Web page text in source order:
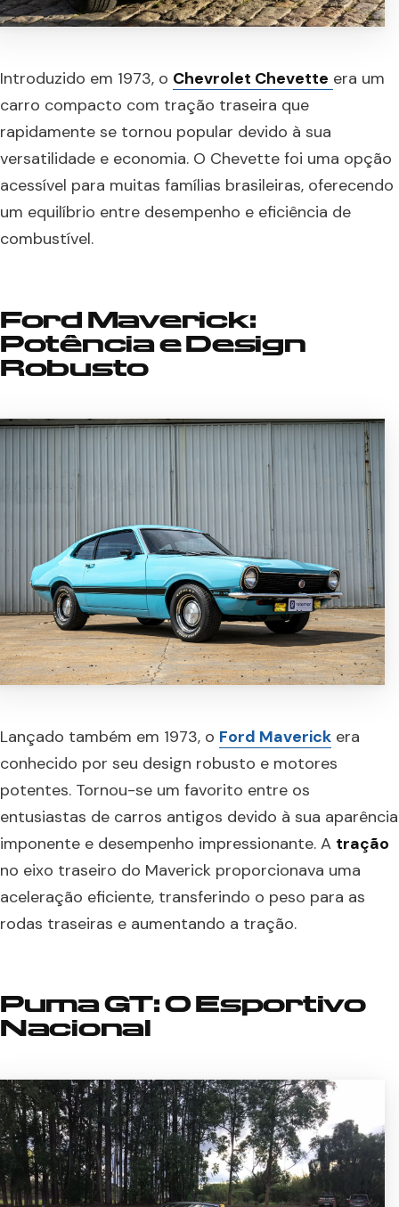
Introduzido em 1973, o Chevrolet Chevette era um
carro compacto com tração traseira que
rapidamente se tornou popular devido à sua
versatilidade e economia. O Chevette foi uma opção
acessível para muitas famílias brasileiras, oferecendo
um equilíbrio entre desempenho e eficiência de
combustível.
Ford Maverick:
Potência e Design
Robusto
Lançado também em 1973, o Ford Maverick era
conhecido por seu design robusto e motores
potentes. Tornou-se um favorito entre os
entusiastas de carros antigos devido à sua aparência
imponente e desempenho impressionante. A tração
no eixo traseiro do Maverick proporcionava uma
aceleração eficiente, transferindo o peso para as
rodas traseiras e aumentando a tração.
Puma GT: O Esportivo
Nacional